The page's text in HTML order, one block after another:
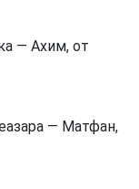
— Ахим, от
— Матфан,